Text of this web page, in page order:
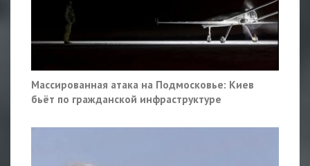
Массированная атака на Подмосковье: Киев
бьёт по гражданской инфраструктуре